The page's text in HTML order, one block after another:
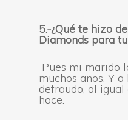
5.-¿Qué te hizo
Diamonds para
Pues mi marido
muchos años. Y
defraudo, al
hace.